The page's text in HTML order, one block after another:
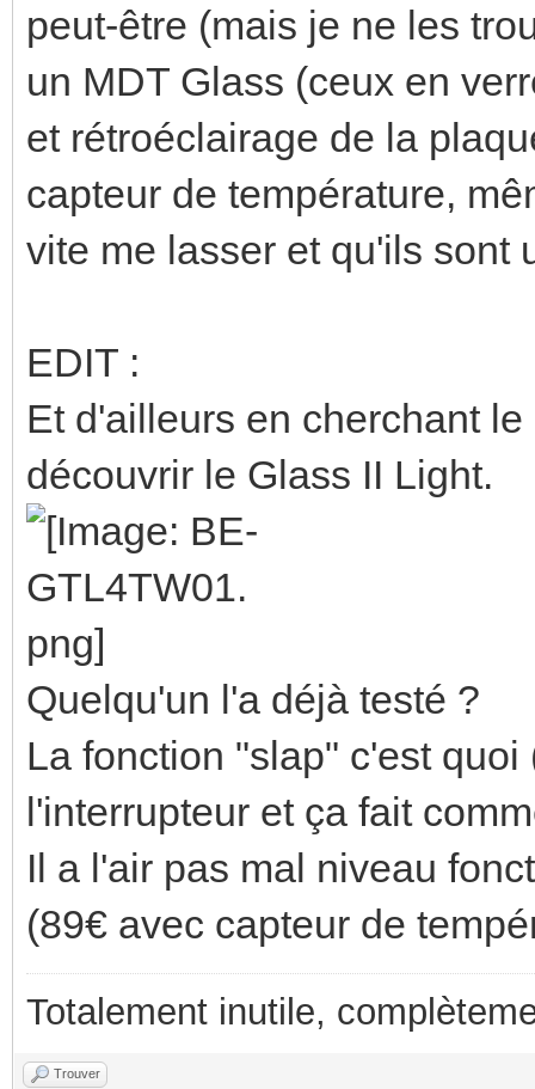
peut-être (mais je ne les
un MDT Glass (ceux en
et rétroéclairage de la
capteur de température,
vite me lasser et qu'ils sont
EDIT :
Et d'ailleurs en cherchant
découvrir le Glass II Light.
Quelqu'un l'a déjà testé ?
La fonction "slap" c'est
l'interrupteur et ça fait
Il a l'air pas mal niveau
(89€ avec capteur de
Totalement inutile,
Trouver